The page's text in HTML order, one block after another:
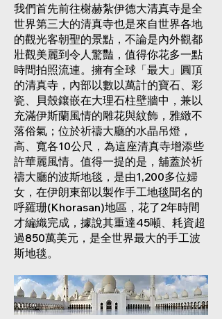
我們首先前往榭赫紮伊德大清真寺是全
世界第三大的清真寺也是來自世界各地
的觀光客朝聖的景點，不論是內外觀都
壯觀美麗到令人驚豔，值得你花多一點
時間拍照流連。擁有全球「最大」圓頂
的清真寺，內部以數以萬計的寶石、彩
瓷、貝殼鑲嵌在大理石柱壁牆中，兼以
充滿伊斯蘭風情的雕花與紋飾，雅緻不
落俗氣；位於祈禱大廳的水晶吊燈，
高、寬各10公尺，為這座清真寺增添些
許華麗風情。值得一提的是，舖蓋於祈
禱大廳的波斯地毯，是由1,200多位婦
女，在伊朗東部以製作手工地毯聞名的
呼羅珊(Khorasan)地區，花了2年時間
才編織完成，據說其重達45噸、耗資超
過850萬美元，是全世界最大的手工波
斯地毯。